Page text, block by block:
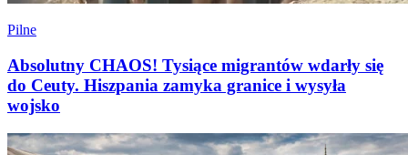
Pilne
Absolutny CHAOS! Tysiące migrantów wdarły się
do Ceuty. Hiszpania zamyka granice i wysyła
wojsko